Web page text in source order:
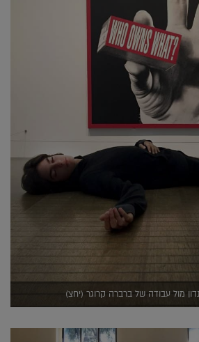
מול עבודה של ברברה קרוגר (יחצ)